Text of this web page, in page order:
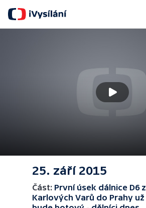
25. září 2015
Část: První úsek dálnice D6 z
Karlových Varů do Prahy už